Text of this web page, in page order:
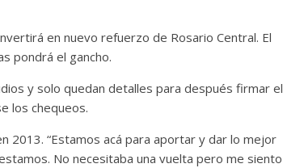
en nuevo refuerzo de Rosario Central. El
pondrá el gancho.
y solo quedan detalles para después firmar el
los chequeos.
2013. “Estamos acá para aportar y dar lo mejor
No necesitaba una vuelta pero me siento